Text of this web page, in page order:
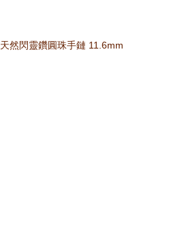
天然閃靈鑽圓珠手鏈 11.6mm